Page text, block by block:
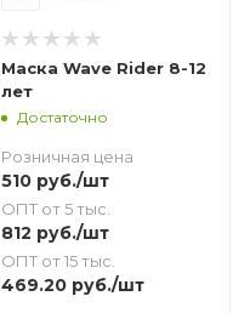
Маска Wave Rider 8-12
лет
Достаточно
Розничная цена
510руб./шт
ОПТ от 5 тыс.
812 руб./шт
ОПТ от 15 тыс.
469.20руб./шт